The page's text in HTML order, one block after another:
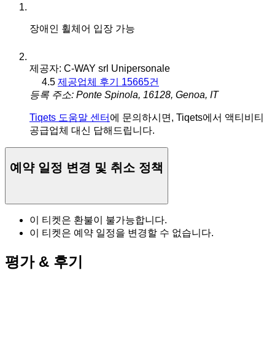
장애인 휠체어 입장 가능
제공자: C-WAY srl Unipersonale
4.5 제공업체 후기 15665건
등록 주소: Ponte Spinola, 16128, Genoa, IT
Tiqets 도움말 센터 에 문의하시면, Tiqets에서 액티비티
공급업체 대신 답해드립니다.
예약 일정 변경 및 취소 정책
이 티켓은 환불이 불가능합니다.
이 티켓은 예약 일정을 변경할 수 없습니다.
평가 & 후기